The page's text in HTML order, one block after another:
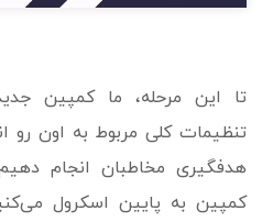
تا این مرحله، ما کمپین
تنظیمات کلی مربوط به اون رو
هدفگیری مخاطبان انجام
کمپین به پایین اسکرول